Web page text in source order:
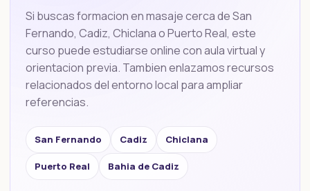
Si buscas formacion en masaje cerca de San
Fernando, Cadiz, Chiclana o Puerto Real, este
curso puede estudiarse online con aula virtual y
orientacion previa. Tambien enlazamos recursos
relacionados del entorno local para ampliar
referencias.
San Fernando Cadiz Chiclana
Puerto Real Bahia de Cadiz